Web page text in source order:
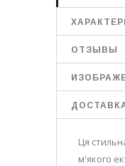
ОТЗЫВЫ
Ця
м'якого